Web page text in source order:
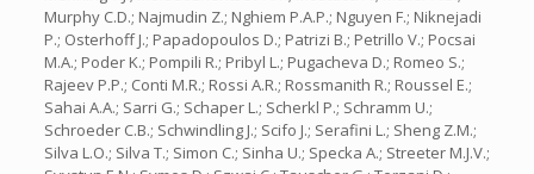
Murphy C.D.; Najmudin Z.; Nghiem P.A.P.; Nguyen F.; Niknejadi
P.; Osterhoff J.; Papadopoulos D.; Patrizi B.; Petrillo V.; Pocsai
M.A.; Poder K.; Pompili R.; Pribyl L.; Pugacheva D.; Romeo S.;
Rajeev P.P.; Conti M.R.; Rossi A.R.; Rossmanith R.; Roussel E.;
Sahai A.A.; Sarri G.; Schaper L.; Scherkl P.; Schramm U.;
Schroeder C.B.; Schwindling J.; Scifo J.; Serafini L.; Sheng Z.M.;
Silva L.O.; Silva T.; Simon C.; Sinha U.; Specka A.; Streeter M.J.V.;